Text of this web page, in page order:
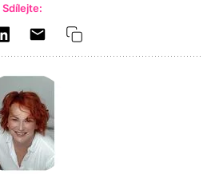
Sdílejte: